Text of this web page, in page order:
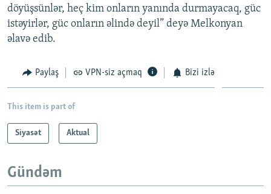
döyüşsünlər, heç kim onların yanında durmayacaq, güc
istəyirlər, güc onların əlində deyil” deyə Melkonyan
əlavə edib.
Paylaş VPN-siz açmaq Bizi izlə
This item is part of
Siyasət Aktual
Gündəm